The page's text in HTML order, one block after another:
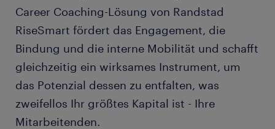
Career Coaching-Lösung von Randstad
RiseSmart fördert das Engagement, die
Bindung und die interne Mobilität und schafft
gleichzeitig ein wirksames Instrument, um
das Potenzial dessen zu entfalten, was
zweifellos Ihr größtes Kapital ist - Ihre
Mitarbeitenden.